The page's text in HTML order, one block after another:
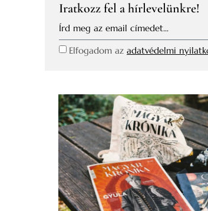
Iratkozz fel a hírlevelünkre!
Elfogadom azadatvédelmi